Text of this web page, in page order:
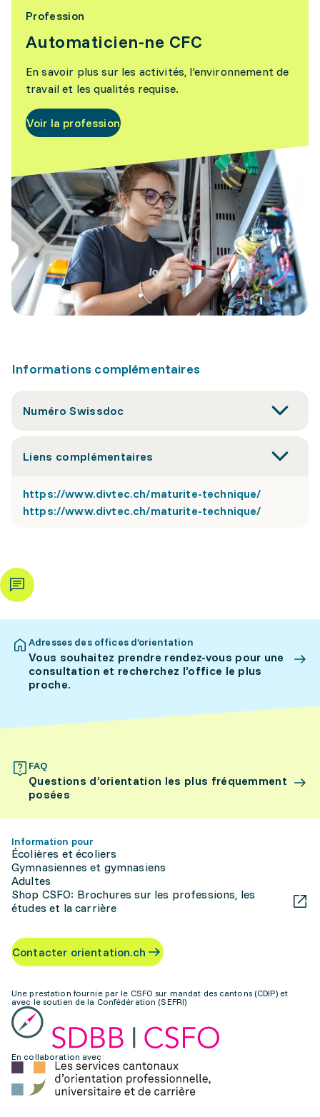
Profession
Automaticien-ne CFC
En savoir plus sur les activités, l’environnement de
travail et les qualités requise.
Voir la profession
Informations complémentaires
Numéro Swissdoc
Liens complémentaires
https://www.divtec.ch/maturite-technique/
https://www.divtec.ch/maturite-technique/
Adresses des offices d’orientation
Vous souhaitez prendre rendez-vous pour une
consultation et recherchez l’office le plus
proche.
FAQ
Questions d’orientation les plus fréquemment
posées
Information pour
Écolières et écoliers
Gymnasiennes et gymnasiens
Adultes
Shop CSFO: Brochures sur les professions, les
études et la carrière
Contacter orientation.ch
Une prestation fournie par le CSFO sur mandat des cantons (CDIP) et
avec le soutien de la Confédération (SEFRI)
En collaboration avec: